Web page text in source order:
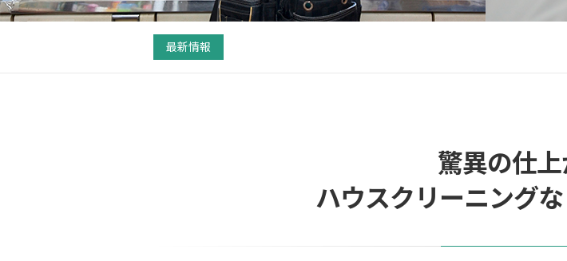
最新情報
驚異の仕上
ハウスクリーニング